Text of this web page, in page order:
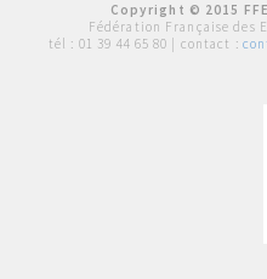
Copyright © 2015
Fédération Française des
tél : 01 39 44 65 80 | contact :